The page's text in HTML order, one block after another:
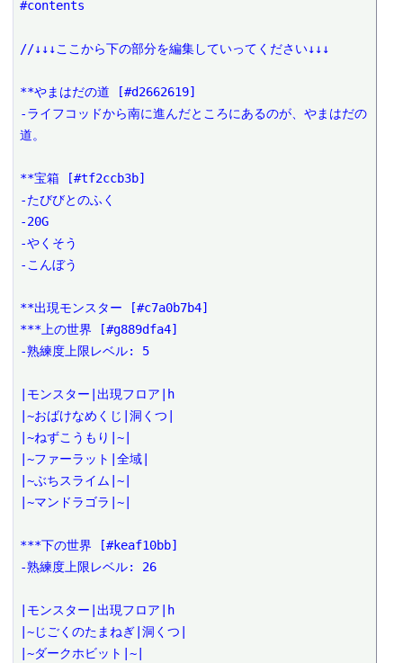
#contents
//↓↓↓ここから下の部分を編集していってください↓↓↓
**やまはだの道 [#d2662619]
-ライフコッドから南に進んだところにあるのが、やまはだの
道。
**宝箱 [#tf2ccb3b]
-たびびとのふく
-20G
-やくそう
-こんぼう
**出現モンスター [#c7a0b7b4]
***上の世界 [#g889dfa4]
-熟練度上限レベル: 5
|モンスター|出現フロア|h
|~おばけなめくじ|洞くつ|
|~ねずこうもり|~|
|~ファーラット|全域|
|~ぶちスライム|~|
|~マンドラゴラ|~|
***下の世界 [#keaf10bb]
-熟練度上限レベル: 26
|モンスター|出現フロア|h
|~じごくのたまねぎ|洞くつ|
|~ダークホビット|~|